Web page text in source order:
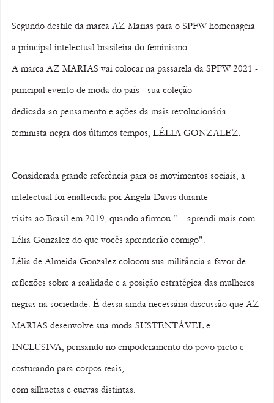
Segundo desfile da marca AZ Marias para o SPFW homenageia
a principal intelectual brasileira do feminismo
A marca AZ MARIAS vai colocar na passarela da SPFW 2021 -
principal evento de moda do país - sua coleção
dedicada ao pensamento e ações da mais revolucionária
feminista negra dos últimos tempos, LÉLIA GONZALEZ.
Considerada grande referência para os movimentos sociais, a
intelectual foi enaltecida por Angela Davis durante
visita ao Brasil em 2019, quando afirmou "... aprendi mais com
Lélia Gonzalez do que vocês aprenderão comigo".
Lélia de Almeida Gonzalez colocou sua militância a favor de
reflexões sobre a realidade e a posição estratégica das mulheres
negras na sociedade. É dessa ainda necessária discussão que AZ
MARIAS desenvolve sua moda SUSTENTÁVEL e
INCLUSIVA, pensando no empoderamento do povo preto e
costurando para corpos reais,
com silhuetas e curvas distintas.